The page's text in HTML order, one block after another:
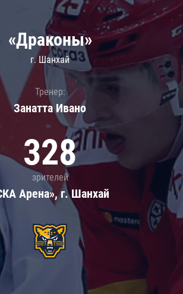
«Драконы»
г. Шанхай
Тренер:
Занатта Иванo
328
зрителей
Арена», г. Шанхай